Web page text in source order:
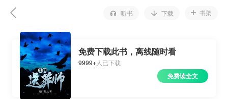
听书 下载 书架
免费下载此书，离线随时看
9999+人已下载
免费读全文